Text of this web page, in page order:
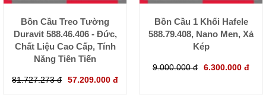
Bồn Cầu Treo Tường
Duravit 588.46.406 - Đức,
Chất Liệu Cao Cấp, Tính
Năng Tiên Tiến
81.727.273 đ 57.209.000 đ
Bồn Cầu 1 Khối Hafele
588.79.408, Nano Men, Xả
Kép
9.000.000 đ 6.300.000 đ